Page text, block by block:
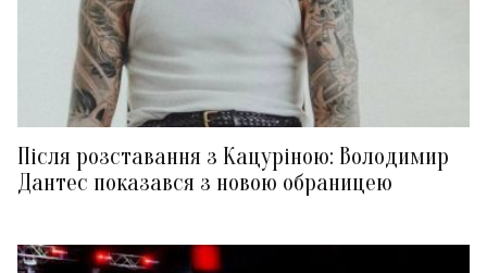
Після розставання з Кацуріною: Володимир
Дантес показався з новою обраницею